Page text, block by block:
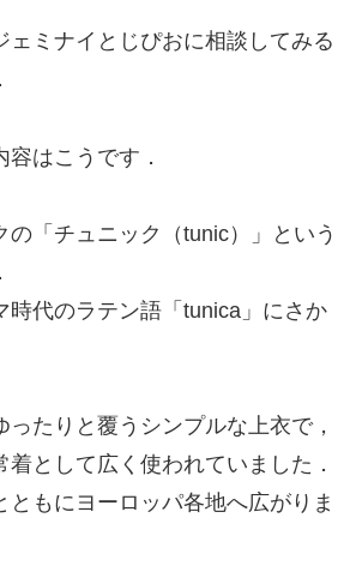
ェミナイとじぴおに相談してみる
はこうです．
の「チュニック（tunic）」という
時代のラテン語「tunica」にさか
ったりと覆うシンプルな上衣で，
として広く使われていました．
ともにヨーロッパ各地へ広がりま